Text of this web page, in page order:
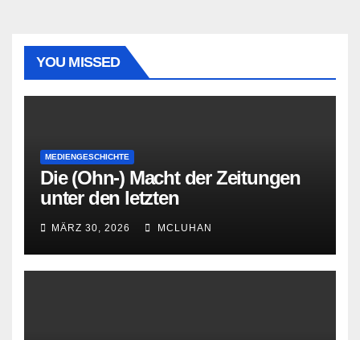
YOU MISSED
MEDIENGESCHICHTE
Die (Ohn-) Macht der Zeitungen
unter den letzten
Bourbonenkönigen
MÄRZ 30, 2026 MCLUHAN